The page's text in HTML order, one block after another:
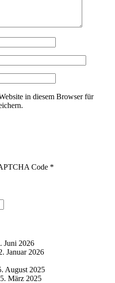
in diesem Browser für
Code *
Juni 2026
Januar 2026
August 2025
März 2025